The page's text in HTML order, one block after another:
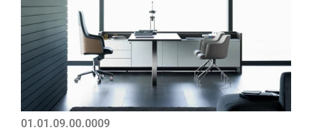
01.01.09.00.0009